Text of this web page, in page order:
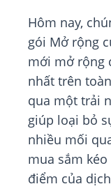
Hôm nay,
gói Mở rộng
mới mở rộng
nhất trên
qua một trải
giúp loại bỏ
nhiều mối
mua sắm
điểm của